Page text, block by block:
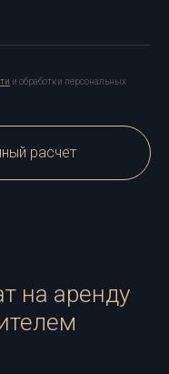
и обработки персональных
расчет
на аренду